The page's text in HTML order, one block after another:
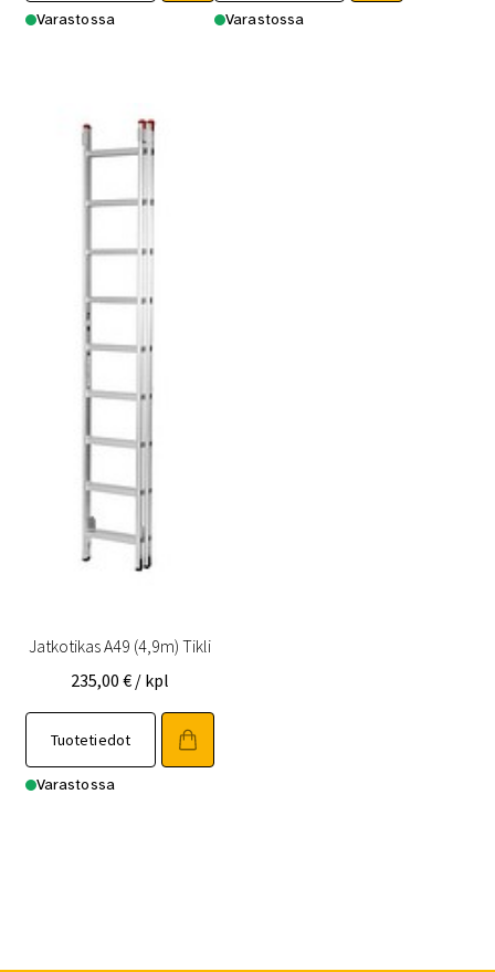
Varastossa Varastossa
Jatkotikas A49 (4,9m) Tikli
235,00 € / kpl
Tuotetiedot
Varastossa